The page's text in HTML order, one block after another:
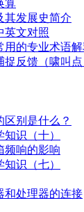
算
其发展史简介
英文对照
用的专业术语解
反馈（啸叫点
区别是什么？
识（十）
频响的影响
识（七）
和处理器的连接